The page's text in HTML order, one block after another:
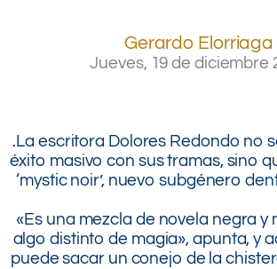
Gerardo Elorriaga
Jueves, 19 de diciembre
.La escritora Dolores Redondo no
éxito masivo con sus tramas, sino
‘mystic noir’, nuevo subgénero
«Es una mezcla de novela negra y
algo distinto de magia», apunta, y
puede sacar un conejo de la